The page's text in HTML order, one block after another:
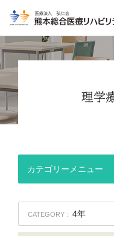
カテゴリーメニュー
CATEGORY： 4年